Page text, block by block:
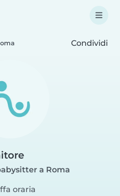
Condividi
a Roma
oraria